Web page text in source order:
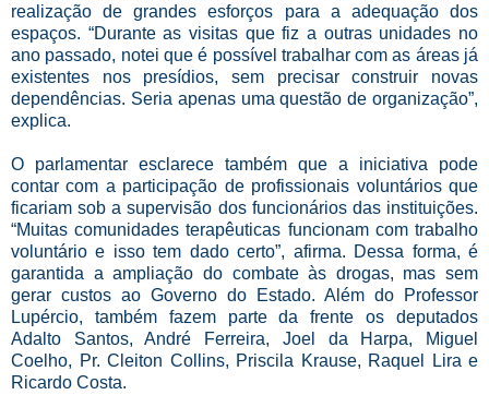
realização de grandes esforços para a adequação dos
espaços. “Durante as visitas que fiz a outras unidades no
ano passado, notei que é possível trabalhar com as áreas já
existentes nos presídios, sem precisar construir novas
dependências. Seria apenas uma questão de organização”,
explica.
O parlamentar esclarece também que a iniciativa pode
contar com a participação de profissionais voluntários que
ficariam sob a supervisão dos funcionários das instituições.
“Muitas comunidades terapêuticas funcionam com trabalho
voluntário e isso tem dado certo”, afirma. Dessa forma, é
garantida a ampliação do combate às drogas, mas sem
gerar custos ao Governo do Estado. Além do Professor
Lupércio, também fazem parte da frente os deputados
Adalto Santos, André Ferreira, Joel da Harpa, Miguel
Coelho, Pr. Cleiton Collins, Priscila Krause, Raquel Lira e
Ricardo Costa.